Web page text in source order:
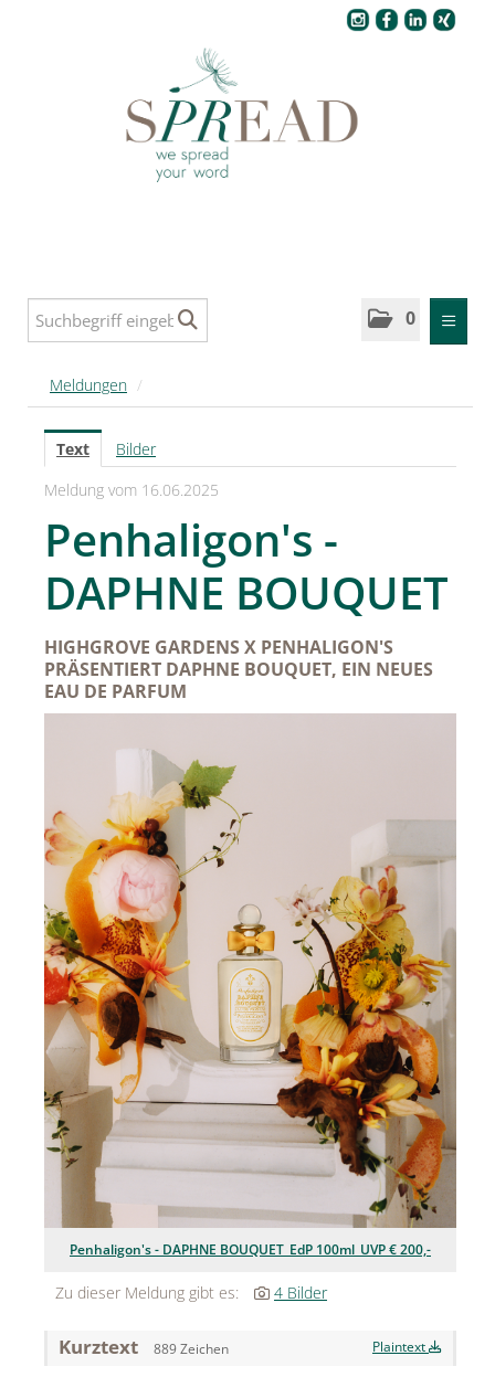
0
MELDUNGEN
SPREAD
SPREAD Medleys für Deutschland
SPREAD Press Days
Achselkuss
Aromapflege Evelyn Deutsch
Brioche und Brösel
DOUGLAS
Dorotheum Galerie
Dorotheum Juwelier
DUFTSTARS / The Fragrance Foundation Austria
EHINGER SCHWARZ 1876
Jean Paul Gaultier
Lindt & Sprüngli
Nägele & Strubell
PUIG
Rabanne
sh!ne by Dorotheum Juwelier
Sicheldorfer Heilwasser
Meldungen /
Text
Bilder
Meldung vom 16.06.2025
Penhaligon's -
DAPHNE BOUQUET
HIGHGROVE GARDENS X PENHALIGON'S
PRÄSENTIERT DAPHNE BOUQUET, EIN NEUES
EAU DE PARFUM
Penhaligon's - DAPHNE BOUQUET_EdP 100ml_UVP € 200,-
Zu dieser Meldung gibt es: 4 Bilder
Kurztext 889 Zeichen Plaintext